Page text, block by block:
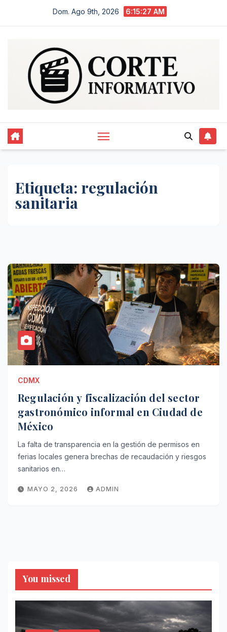
Dom. Ago 9th, 2026 6:15:28 AM
Etiqueta: regulación
sanitaria
CDMX
Regulación y fiscalización del sector
gastronómico informal en Ciudad de
México
La falta de transparencia en la gestión de permisos en
ferias locales genera brechas de recaudación y riesgos
sanitarios en…
MAYO 2, 2026 ADMIN
You missed